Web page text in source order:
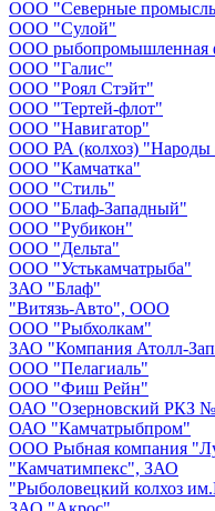
ООО "Северные
ООО "Сулой"
ООО рыбопромышленная
ООО "Галис"
ООО "Роял Стэйт"
ООО "Тертей-флот"
ООО "Навигатор"
ООО РА (колхоз) "Народы
ООО "Камчатка"
ООО "Стиль"
ООО "Блаф-Западный"
ООО "Рубикон"
ООО "Дельта"
ООО "Устькамчатрыба"
ЗАО "Блаф"
"Витязь-Авто", ООО
ООО "Рыбхолкам"
ЗАО "Компания Атолл-
ООО "Пелагиаль"
ООО "Фиш Рейн"
ОАО "Озерновский РКЗ
ОАО "Камчатрыбпром"
ООО Рыбная компания
"Камчатимпекс", ЗАО
"Рыболовецкий колхоз